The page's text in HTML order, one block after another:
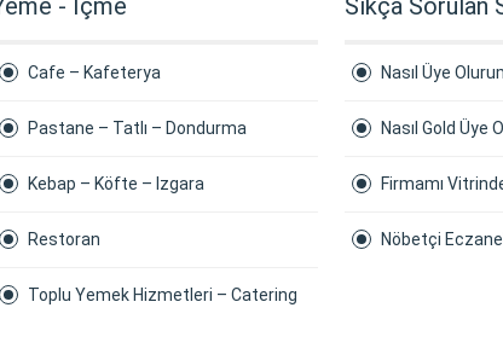
- İçme
Cafe – Kafeterya
Pastane – Tatlı – Dondurma
Kebap – Köfte – Izgara
Restoran
Toplu Yemek Hizmetleri – Catering
Sıkça Sorulan
Nasıl Üye
Nasıl Gold Üye
Firmamı
Nöbetçi